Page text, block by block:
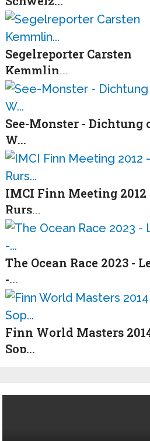
Segelreporter Carsten
Kemmlin...
See-Monster - Dichtung
W...
IMCI Finn Meeting 2012
Rurs...
The Ocean Race 2023 -
-...
Finn World Masters
Sop...